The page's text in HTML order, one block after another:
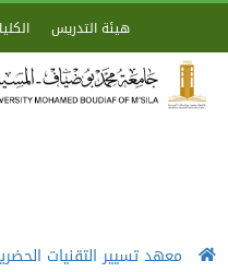
هيئة التدريس
معهد تسيير التقنيات